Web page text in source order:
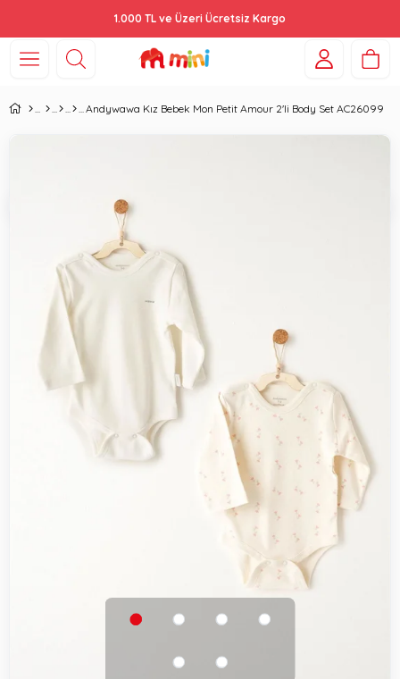
1.000 TL ve Üzeri Ücretsiz Kargo
Andywawa Kız Bebek Mon Petit Amour 2'li Body Set AC26099